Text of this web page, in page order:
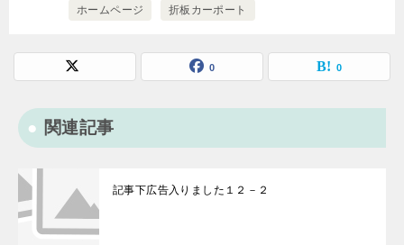
ホームページ 折板カーポート
0 0
関連記事
記事下広告入りました１２－２